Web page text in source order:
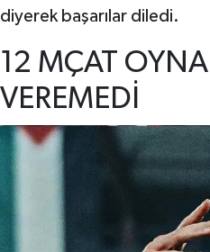
diyerek başarılar diledi.
12 MÇAT
VEREMEDİ